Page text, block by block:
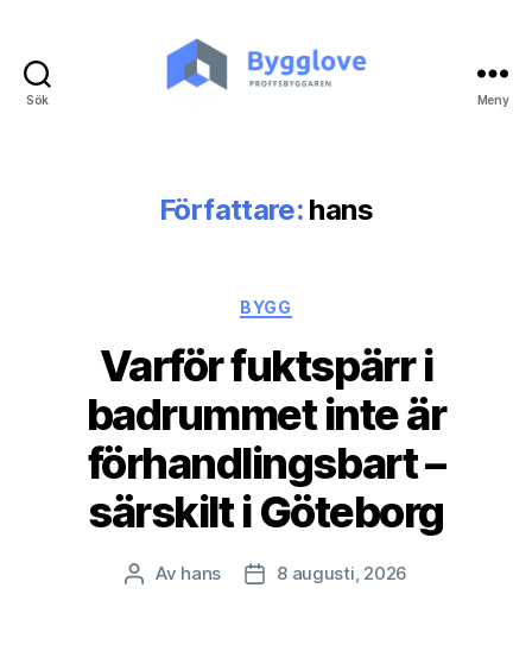
Sök Meny
Författare: hans
Kategorier
BYGG
Varför fuktspärr i
badrummet inte är
förhandlingsbart –
särskilt i Göteborg
Inläggsförfattare
Av hans Inläggsdatum
8 augusti, 2026